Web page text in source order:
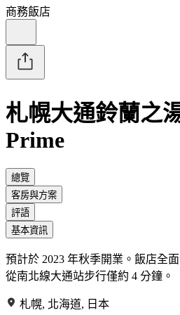
商務飯店
札幌大通鈴蘭之
Prime
總覽
客房與方案
評語
基本資訊
預計於 2023 年秋季開業。飯店全
從南北線大通站步行僅約 4 分鐘。
札幌, 北海道, 日本